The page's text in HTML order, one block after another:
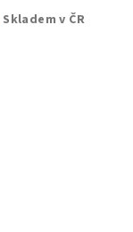
Skladem v ČR